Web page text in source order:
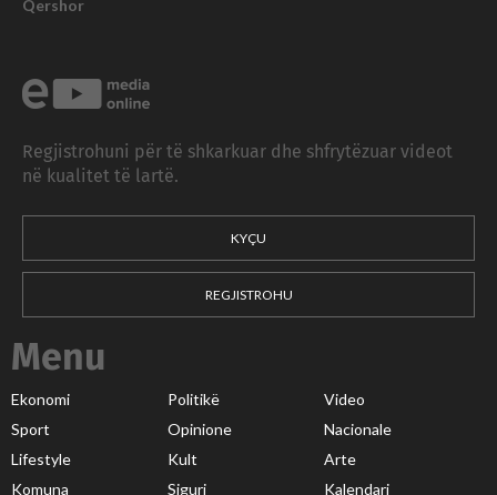
Qershor
Regjistrohuni për të shkarkuar dhe shfrytëzuar videot
në kualitet të lartë.
KYÇU
REGJISTROHU
Menu
Ekonomi Politikë
Video
Sport
Opinione
Nacionale
Lifestyle
Kult
Arte
Komuna
Siguri Kalendari